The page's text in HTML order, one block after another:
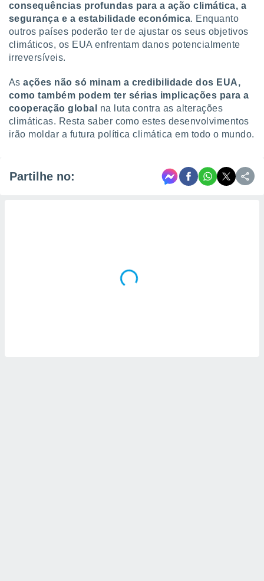
consequências profundas para a ação climática, a
segurança e a estabilidade económica. Enquanto
outros países poderão ter de ajustar os seus objetivos
climáticos, os EUA enfrentam danos potencialmente
irreversíveis.
Asações não só minam a credibilidade dos EUA,
como também podem ter sérias implicações para a
cooperação global
na luta contra as alterações
climáticas. Resta saber como estes desenvolvimentos
irão moldar a futura política climática em todo o mundo.
Partilhe no: